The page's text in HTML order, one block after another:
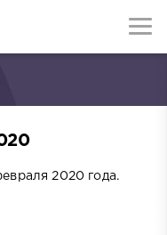
2020 года.